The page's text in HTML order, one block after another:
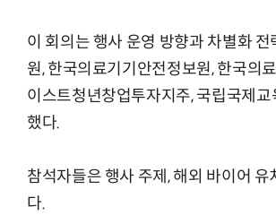
이 회의는 행사 운영 방향과 차별화
원, 한국의료기기안전정보원, 한국의
이스트청년창업투자지주, 국립국제
했다.
참석자들은 행사 주제, 해외 바이어
다.